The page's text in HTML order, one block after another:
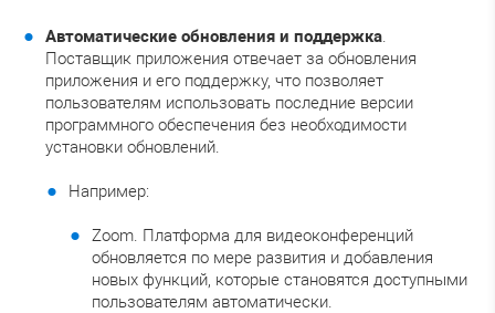
Автоматические обновления и поддержка.
Поставщик приложения отвечает за обновления
приложения и его поддержку, что позволяет
пользователям использовать последние версии
программного обеспечения без необходимости
установки обновлений.
Например:
Zoom. Платформа для видеоконференций
обновляется по мере развития и добавления
новых функций, которые становятся доступными
пользователям автоматически.